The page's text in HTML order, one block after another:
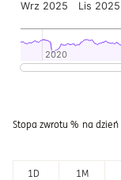
Wrz 2025 Lis 2025
2020
2020
Stopa zwrotu % na dzień
1D 1M